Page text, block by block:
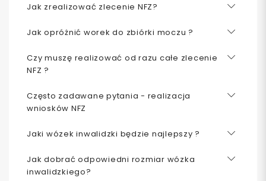
Jak zrealizować zlecenie NFZ?
Jak opróżnić worek do zbiórki moczu ?
Czy muszę realizować od razu całe zlecenie
NFZ ?
Często zadawane pytania - realizacja
wniosków NFZ
Jaki wózek inwalidzki będzie najlepszy ?
Jak dobrać odpowiedni rozmiar wózka
inwalidzkiego?